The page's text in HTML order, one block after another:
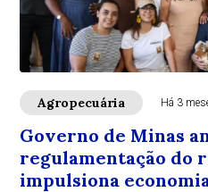
Agropecuária Há 3
Governo de Minas
regulamentação do
impulsiona